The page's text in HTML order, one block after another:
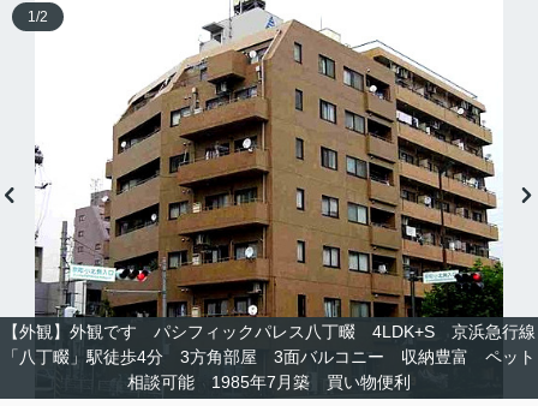
【外観】外観です パシフィックパレス八丁畷 4LDK+S 京浜急行線
「八丁畷」駅徒歩4分 3方角部屋 3面バルコニー 収納豊富 ペット
相談可能 1985年7月築 買い物便利
1/2